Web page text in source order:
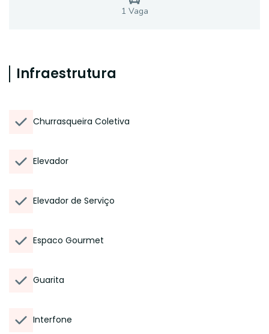
1 Vaga
Infraestrutura
Churrasqueira Coletiva
Elevador
Elevador de Serviço
Espaco Gourmet
Guarita
Interfone